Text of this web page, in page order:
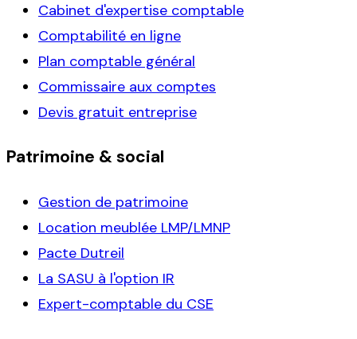
Cabinet d'expertise comptable
Comptabilité en ligne
Plan comptable général
Commissaire aux comptes
Devis gratuit entreprise
Patrimoine & social
Gestion de patrimoine
Location meublée LMP/LMNP
Pacte Dutreil
La SASU à l'option IR
Expert-comptable du CSE